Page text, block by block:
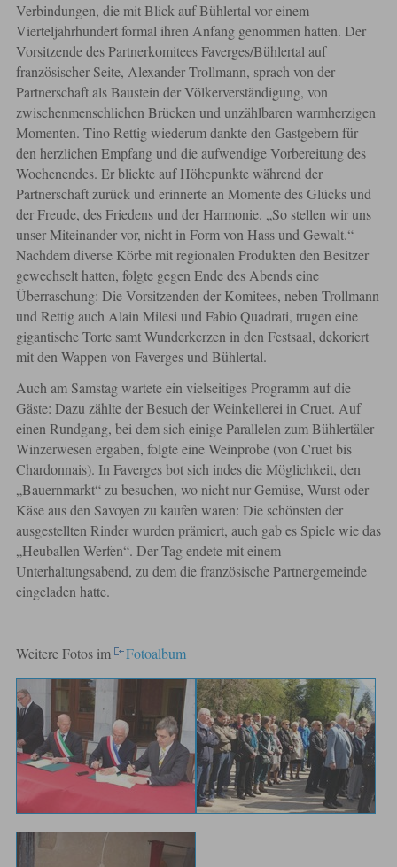
Verbindungen, die mit Blick auf Bühlertal vor einem
Vierteljahrhundert formal ihren Anfang genommen hatten. Der
Vorsitzende des Partnerkomitees Faverges/Bühlertal auf
französischer Seite, Alexander Trollmann, sprach von der
Partnerschaft als Baustein der Völkerverständigung, von
zwischenmenschlichen Brücken und unzählbaren warmherzigen
Momenten. Tino Rettig wiederum dankte den Gastgebern für
den herzlichen Empfang und die aufwendige Vorbereitung des
Wochenendes. Er blickte auf Höhepunkte während der
Partnerschaft zurück und erinnerte an Momente des Glücks und
der Freude, des Friedens und der Harmonie. „So stellen wir uns
unser Miteinander vor, nicht in Form von Hass und Gewalt.“
Nachdem diverse Körbe mit regionalen Produkten den Besitzer
gewechselt hatten, folgte gegen Ende des Abends eine
Überraschung: Die Vorsitzenden der Komitees, neben Trollmann
und Rettig auch Alain Milesi und Fabio Quadrati, trugen eine
gigantische Torte samt Wunderkerzen in den Festsaal, dekoriert
mit den Wappen von Faverges und Bühlertal.
Auch am Samstag wartete ein vielseitiges Programm auf die
Gäste: Dazu zählte der Besuch der Weinkellerei in Cruet. Auf
einen Rundgang, bei dem sich einige Parallelen zum Bühlertäler
Winzerwesen ergaben, folgte eine Weinprobe (von Cruet bis
Chardonnais). In Faverges bot sich indes die Möglichkeit, den
„Bauernmarkt“ zu besuchen, wo nicht nur Gemüse, Wurst oder
Käse aus den Savoyen zu kaufen waren: Die schönsten der
ausgestellten Rinder wurden prämiert, auch gab es Spiele wie das
„Heuballen-Werfen“. Der Tag endete mit einem
Unterhaltungsabend, zu dem die französische Partnergemeinde
eingeladen hatte.
Weitere Fotos im Fotoalbum